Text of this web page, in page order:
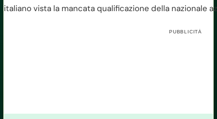
italiano vista la mancata qualificazione della nazionale
PUBBLICITÀ